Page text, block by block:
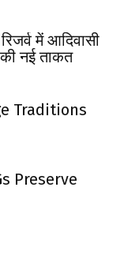
में आदिवासी
की नई ताकत
Traditions
Preserve